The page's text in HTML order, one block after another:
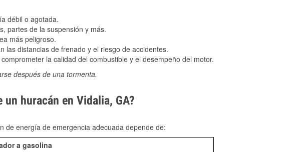
débil o agotada.
partes de la suspensión y más.
más peligroso.
distancias de frenado y el riesgo de accidentes.
la calidad del combustible y el desempeño del motor.
después de una tormenta.
huracán en Vidalia, GA?
de energía de emergencia adecuada depende de:
a gasolina